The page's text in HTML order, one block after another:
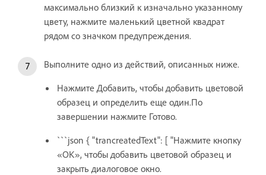
максимально близкий к изначально указанному
цвету, нажмите маленький цветной квадрат
рядом со значком предупреждения.
Выполните одно из действий, описанных ниже.
Нажмите Добавить, чтобы добавить цветовой
образец и определить еще один.По
завершении нажмите Готово.
```json { "trancreatedText": [ "Нажмите кнопку
«ОК», чтобы добавить цветовой образец и
закрыть диалоговое окно.